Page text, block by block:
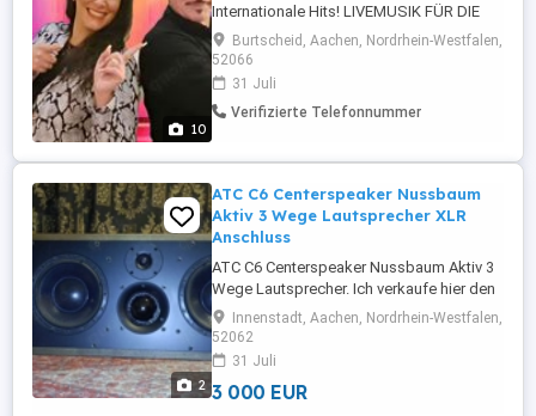
10
Internationale Hits! LIVEMUSIK FÜR DIE
HOCHZEIT Gute Unterhaltung sollte
vielseitig sein und sorgfältig dargeboten
werden. Hierin sehen wir die besondere
Events. Egal wie groß, klein, jung oder alt
Burtscheid, Aachen, Nordrhein-Westfalen,
52066
31 Juli
Verifizierte Telefonnummer
2
ATC C6 Centerspeaker Nussbaum
Aktiv 3 Wege Lautsprecher XLR
Anschluss
ATC C6 Centerspeaker Nussbaum Aktiv 3
Wege Lautsprecher. Ich verkaufe hier den
Center Lautsprecher mit einer gesamt
Spielzeit von Max 80 Stunden.
Musikalisch ein Überflieger: große
unaufgeregte Wiedergabe.
Innenstadt, Aachen, Nordrhein-Westfalen,
52062
31 Juli
3 000 EUR